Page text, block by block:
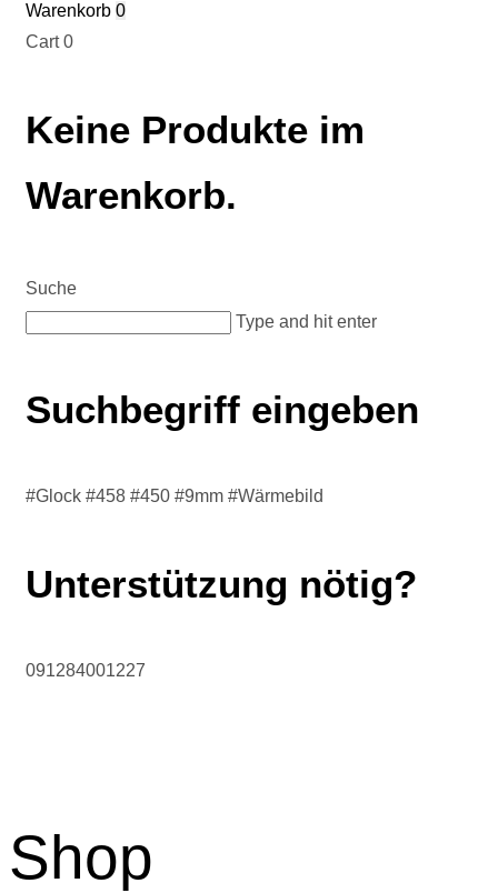
Warenkorb 0
Cart0
Keine Produkte im
Warenkorb.
Suche
Type and hit enter
Suchbegriff eingeben
#Glock #458 #450 #9mm #Wärmebild
Unterstützung nötig?
091284001227
Shop